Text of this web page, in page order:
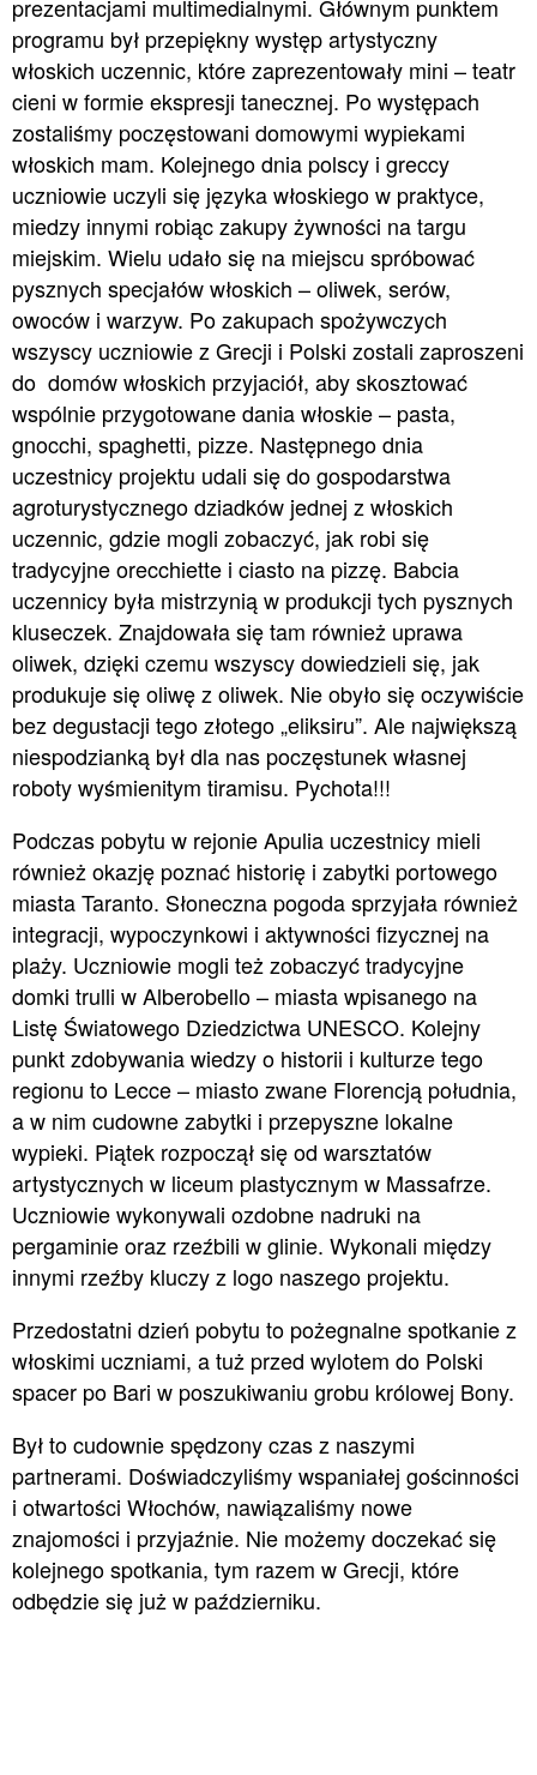
prezentacjami multimedialnymi. Głównym punktem
programu był przepiękny występ artystyczny
włoskich uczennic, które zaprezentowały mini – teatr
cieni w formie ekspresji tanecznej. Po występach
zostaliśmy poczęstowani domowymi wypiekami
włoskich mam. Kolejnego dnia polscy i greccy
uczniowie uczyli się języka włoskiego w praktyce,
miedzy innymi robiąc zakupy żywności na targu
miejskim. Wielu udało się na miejscu spróbować
pysznych specjałów włoskich – oliwek, serów,
owoców i warzyw. Po zakupach spożywczych
wszyscy uczniowie z Grecji i Polski zostali zaproszeni
do domów włoskich przyjaciół, aby skosztować
wspólnie przygotowane dania włoskie – pasta,
gnocchi, spaghetti, pizze. Następnego dnia
uczestnicy projektu udali się do gospodarstwa
agroturystycznego dziadków jednej z włoskich
uczennic, gdzie mogli zobaczyć, jak robi się
tradycyjne orecchiette i ciasto na pizzę. Babcia
uczennicy była mistrzynią w produkcji tych pysznych
kluseczek. Znajdowała się tam również uprawa
oliwek, dzięki czemu wszyscy dowiedzieli się, jak
produkuje się oliwę z oliwek. Nie obyło się oczywiście
bez degustacji tego złotego „eliksiru”. Ale największą
niespodzianką był dla nas poczęstunek własnej
roboty wyśmienitym tiramisu. Pychota!!!
Podczas pobytu w rejonie Apulia uczestnicy mieli
również okazję poznać historię i zabytki portowego
miasta Taranto. Słoneczna pogoda sprzyjała również
integracji, wypoczynkowi i aktywności fizycznej na
plaży. Uczniowie mogli też zobaczyć tradycyjne
domki trulli w Alberobello – miasta wpisanego na
Listę Światowego Dziedzictwa UNESCO. Kolejny
punkt zdobywania wiedzy o historii i kulturze tego
regionu to Lecce – miasto zwane Florencją południa,
a w nim cudowne zabytki i przepyszne lokalne
wypieki. Piątek rozpoczął się od warsztatów
artystycznych w liceum plastycznym w Massafrze.
Uczniowie wykonywali ozdobne nadruki na
pergaminie oraz rzeźbili w glinie. Wykonali między
innymi rzeźby kluczy z logo naszego projektu.
Przedostatni dzień pobytu to pożegnalne spotkanie z
włoskimi uczniami, a tuż przed wylotem do Polski
spacer po Bari w poszukiwaniu grobu królowej Bony.
Był to cudownie spędzony czas z naszymi
partnerami. Doświadczyliśmy wspaniałej gościnności
i otwartości Włochów, nawiązaliśmy nowe
znajomości i przyjaźnie. Nie możemy doczekać się
kolejnego spotkania, tym razem w Grecji, które
odbędzie się już w październiku.